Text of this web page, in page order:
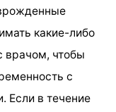
какие-либо
врачом, чтобы
с
Если в течение